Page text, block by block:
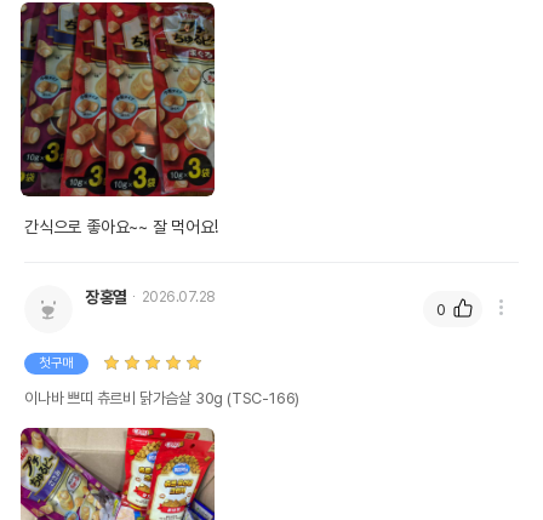
간식으로 좋아요~~ 잘 먹어요!
장홍열 2026.07.28
첫구매
이나바 쁘띠 츄르비 닭가슴살 30g (TSC-166)
0